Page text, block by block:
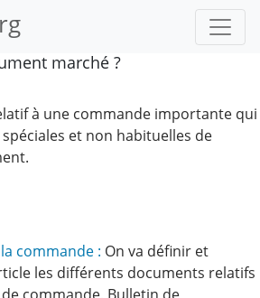
marché ?
à une commande importante qui
et non habituelles de
commande : On va définir et
les différents documents relatifs